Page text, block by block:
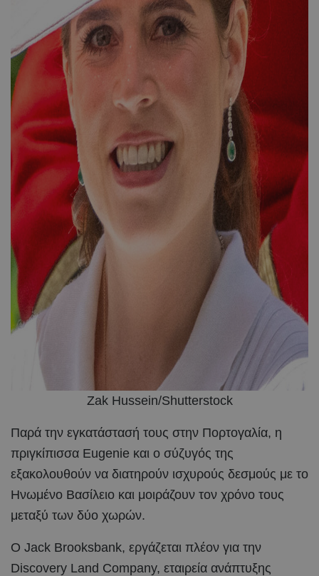
Zak Hussein/Shutterstock
Παρά την εγκατάστασή τους στην Πορτογαλία, η
πριγκίπισσα Eugenie και ο σύζυγός της
εξακολουθούν να διατηρούν ισχυρούς δεσμούς με το
Ηνωμένο Βασίλειο και μοιράζουν τον χρόνο τους
μεταξύ των δύο χωρών.
Ο Jack Brooksbank, εργάζεται πλέον για την
Discovery Land Company, εταιρεία ανάπτυξης